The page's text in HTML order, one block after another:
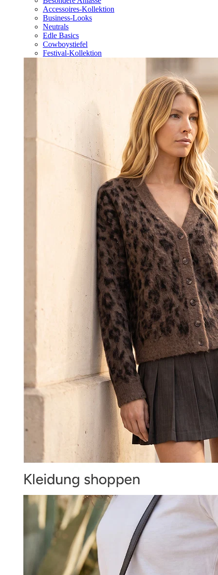
Accessoires-Kollektion
Business-Looks
Neutrals
Edle Basics
Cowboystiefel
Festival-Kollektion